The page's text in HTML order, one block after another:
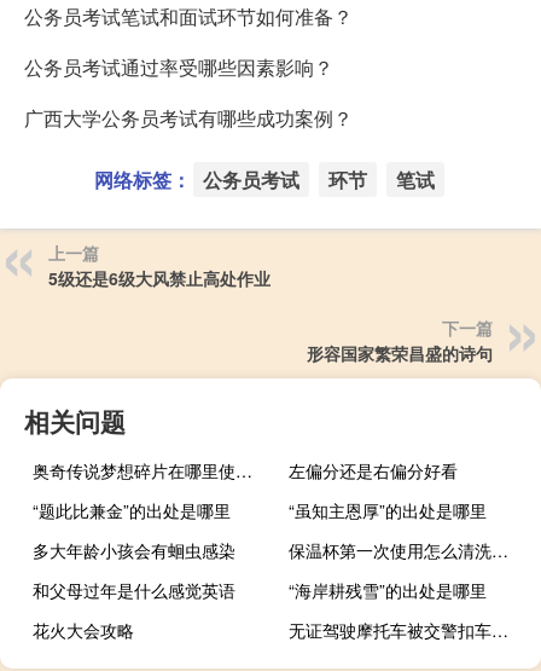
公务员考试笔试和面试环节如何准备？
公务员考试通过率受哪些因素影响？
广西大学公务员考试有哪些成功案例？
网络标签： 公务员考试 环节 笔试
上一篇
5级还是6级大风禁止高处作业
下一篇
形容国家繁荣昌盛的诗句
相关问题
奥奇传说梦想碎片在哪里使用（奥奇传说梦想碎片怎么弄）
左偏分还是右偏分好看
“题此比兼金”的出处是哪里
“虽知主恩厚”的出处是哪里
多大年龄小孩会有蛔虫感染
保温杯第一次使用怎么清洗消毒（保温杯第一次使用怎么清洗）
和父母过年是什么感觉英语
“海岸耕残雪”的出处是哪里
花火大会攻略
无证驾驶摩托车被交警扣车如何办理